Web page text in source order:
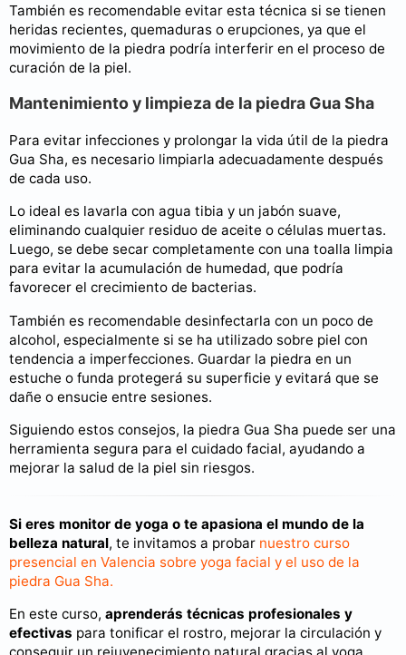
También es recomendable evitar esta técnica si se tienen
heridas recientes, quemaduras o erupciones, ya que el
movimiento de la piedra podría interferir en el proceso de
curación de la piel.
Mantenimiento y limpieza de la piedra Gua Sha
Para evitar infecciones y prolongar la vida útil de la piedra
Gua Sha, es necesario limpiarla adecuadamente después
de cada uso.
Lo ideal es lavarla con agua tibia y un jabón suave,
eliminando cualquier residuo de aceite o células muertas.
Luego, se debe secar completamente con una toalla limpia
para evitar la acumulación de humedad, que podría
favorecer el crecimiento de bacterias.
También es recomendable desinfectarla con un poco de
alcohol, especialmente si se ha utilizado sobre piel con
tendencia a imperfecciones. Guardar la piedra en un
estuche o funda protegerá su superficie y evitará que se
dañe o ensucie entre sesiones.
Siguiendo estos consejos, la piedra Gua Sha puede ser una
herramienta segura para el cuidado facial, ayudando a
mejorar la salud de la piel sin riesgos.
Si eres monitor de yoga o te apasiona el mundo de la
belleza natural, te invitamos a probar nuestro curso
presencial en Valencia sobre yoga facial y el uso de la
piedra Gua Sha.
En este curso, aprenderás técnicas profesionales y
efectivas para tonificar el rostro, mejorar la circulación y